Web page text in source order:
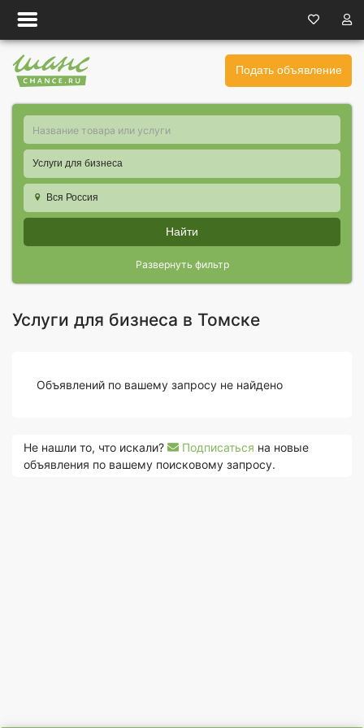
Подать объявление
Услуги для бизнеса
Вся Россия
Найти
Развернуть фильтр
Услуги для бизнеса в Томске
Объявлений по вашему запросу не найдено
Не нашли то, что искали? Подписаться на новые
объявления по вашему поисковому запросу.